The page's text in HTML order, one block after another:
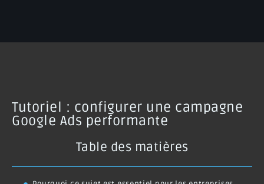
Tutoriel : configurer une campagne
Google Ads performante
Table des matières